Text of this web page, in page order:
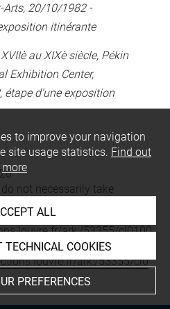
Arts, 20/10/1982 -
itinérante
au XIXè siècle, Pékin
Exhibition Center,
d'une exposition
not necessarily take
ark:/53355/cl0100
ark:/53355/cl0
to improve your navigation
site usage statistics. Find out
more
ALL
TECHNICAL COOKIES
PREFERENCES